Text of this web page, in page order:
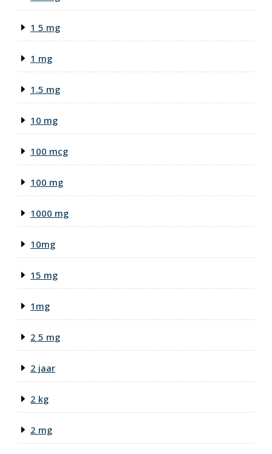
1 5 mg
1 mg
1.5 mg
10 mg
100 mcg
100 mg
1000 mg
10mg
15 mg
1mg
2 5 mg
2 jaar
2 kg
2 mg